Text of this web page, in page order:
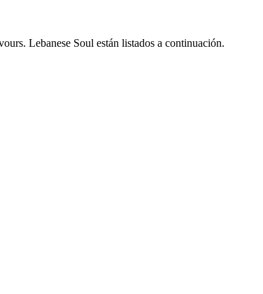
Lebanese Soul están listados a continuación.